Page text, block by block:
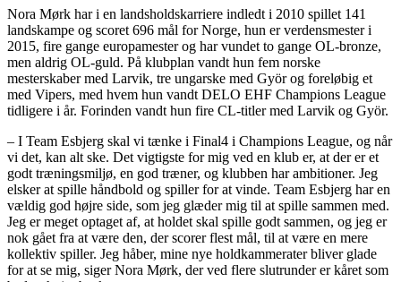
Nora Mørk har i en landsholdskarriere indledt i 2010 spillet 141
landskampe og scoret 696 mål for Norge, hun er verdensmester i
2015, fire gange europamester og har vundet to gange OL-bronze,
men aldrig OL-guld. På klubplan vandt hun fem norske
mesterskaber med Larvik, tre ungarske med Györ og foreløbig et
med Vipers, med hvem hun vandt DELO EHF Champions League
tidligere i år. Forinden vandt hun fire CL-titler med Larvik og Györ.
– I Team Esbjerg skal vi tænke i Final4 i Champions League, og når
vi det, kan alt ske. Det vigtigste for mig ved en klub er, at der er et
godt træningsmiljø, en god træner, og klubben har ambitioner. Jeg
elsker at spille håndbold og spiller for at vinde. Team Esbjerg har en
vældig god højre side, som jeg glæder mig til at spille sammen med.
Jeg er meget optaget af, at holdet skal spille godt sammen, og jeg er
nok gået fra at være den, der scorer flest mål, til at være en mere
kollektiv spiller. Jeg håber, mine nye holdkammerater bliver glade
for at se mig, siger Nora Mørk, der ved flere slutrunder er kåret som